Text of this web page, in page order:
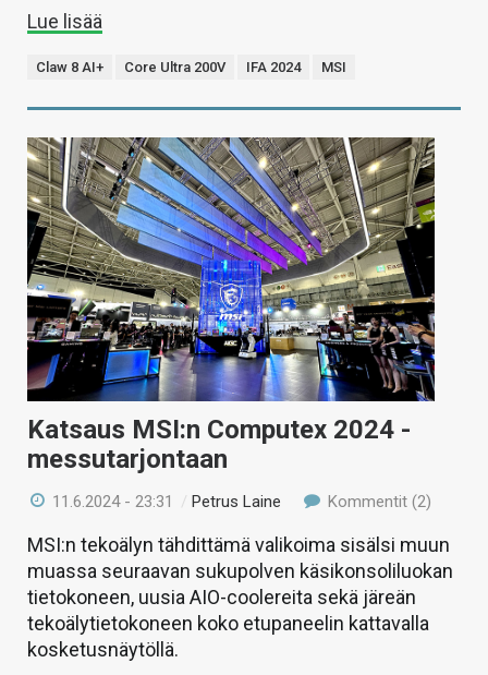
Lue lisää
Claw 8 AI+ Core Ultra 200V IFA 2024 MSI
Katsaus MSI:n Computex 2024 -
messutarjontaan
11.6.2024 - 23:31 /Petrus Laine Kommentit (2)
MSI:n tekoälyn tähdittämä valikoima sisälsi muun
muassa seuraavan sukupolven käsikonsoliluokan
tietokoneen, uusia AIO-coolereita sekä järeän
tekoälytietokoneen koko etupaneelin kattavalla
kosketusnäytöllä.